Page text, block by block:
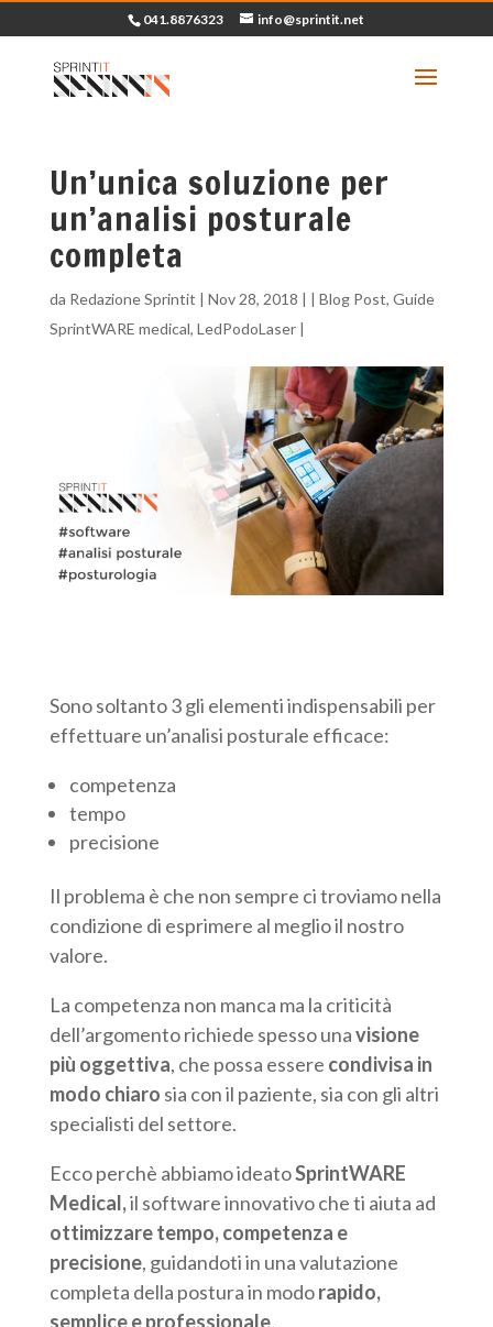
041.8876323 info@sprintit.net
Un’unica soluzione per
un’analisi posturale
completa
da Redazione Sprintit | Nov 28, 2018 | | Blog Post, Guide
SprintWARE medical, LedPodoLaser|
Sono soltanto 3 gli elementi indispensabili per
effettuare un’analisi posturale efficace:
competenza
tempo
precisione
Il problema è che non sempre ci troviamo nella
condizione di esprimere al meglio il nostro
valore.
La competenza non manca ma la criticità
dell’argomento richiede spesso unavisione
più oggettiva, che possa essere condivisa in
modo chiaro sia con il paziente, sia con gli altri
specialisti del settore.
Ecco perchè abbiamo ideatoSprintWARE
Medical,il software innovativo che ti aiuta ad
ottimizzare tempo, competenza e
precisione, guidandoti in una valutazione
completa della postura in modorapido,
semplice e professionale.